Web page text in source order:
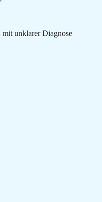
mit unklarer Diagnose